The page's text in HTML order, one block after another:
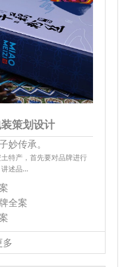
策划设计
妙传承。
特产，首先要对品牌进行
讲述品…
全案